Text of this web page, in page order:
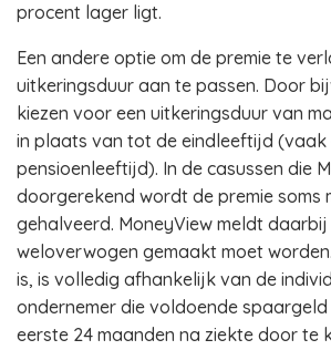
procent lager ligt.
Een andere optie om de premie te
uitkeringsduur aan te passen. Door
kiezen voor een uitkeringsduur van
in plaats van tot de eindleeftijd (vaak
pensioenleeftijd). In de casussen die
doorgerekend wordt de premie soms
gehalveerd. MoneyView meldt
weloverwogen gemaakt moet
is, is volledig afhankelijk van de
ondernemer die voldoende
eerste 24 maanden na ziekte door te